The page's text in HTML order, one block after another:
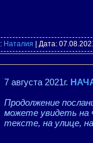
Наталия | Дата:
7 августа 2021г.
Продолжение
можете увидеть на
тексте, на улице,